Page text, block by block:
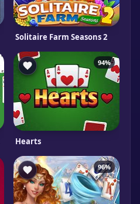
Solitaire Farm Seasons 2
94%
Hearts
96%